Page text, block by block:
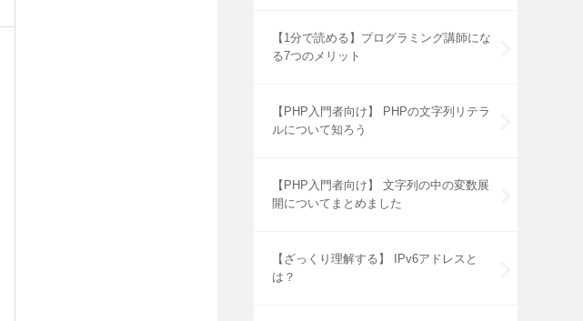
【1分で読める】プログラミング講師にな
る7つのメリット
【PHP入門者向け】 PHPの文字列リテラ
ルについて知ろう
【PHP入門者向け】 文字列の中の変数展
開についてまとめました
【ざっくり理解する】 IPv6アドレスと
は？